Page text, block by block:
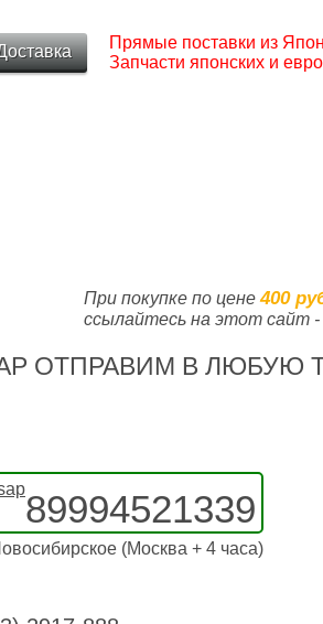
Прямые поставки из
Запчасти японских и
При покупке по цене400
ссылайтесь на этот сайт
ОТПРАВИМ В ЛЮБУЮ
89994521339
(Москва + 4 часа)